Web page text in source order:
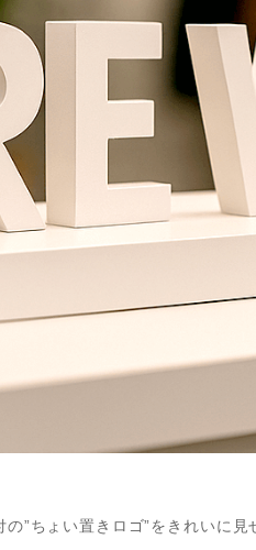
”ちょい置きロゴ”をきれいに見